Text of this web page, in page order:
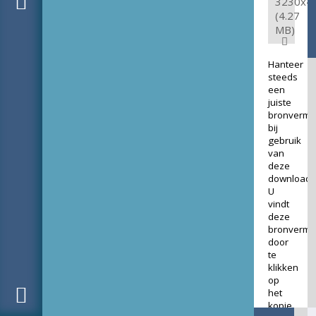
(4.27
MB)
Hanteer
steeds
een
juiste
bij
gebruik
van
deze
download.
U
vindt
deze
door
te
klikken
op
het
kopje